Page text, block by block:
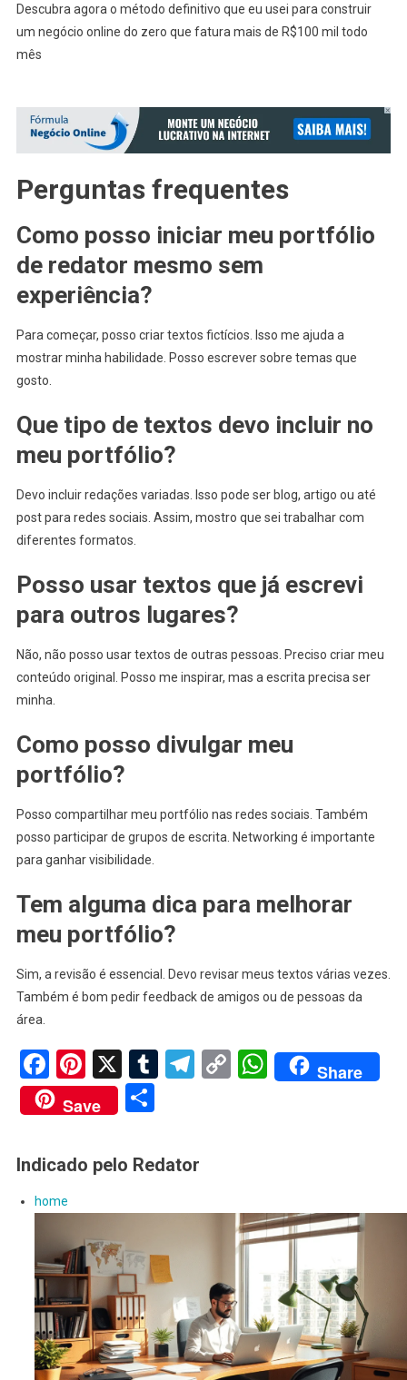
Descubra agora o método definitivo que eu usei para construir
um negócio online do zero que fatura mais de R$100 mil todo
mês
Perguntas frequentes
Como posso iniciar meu portfólio
de redator mesmo sem
experiência?
Para começar, posso criar textos fictícios. Isso me ajuda a
mostrar minha habilidade. Posso escrever sobre temas que
gosto.
Que tipo de textos devo incluir no
meu portfólio?
Devo incluir redações variadas. Isso pode ser blog, artigo ou até
post para redes sociais. Assim, mostro que sei trabalhar com
diferentes formatos.
Posso usar textos que já escrevi
para outros lugares?
Não, não posso usar textos de outras pessoas. Preciso criar meu
conteúdo original. Posso me inspirar, mas a escrita precisa ser
minha.
Como posso divulgar meu
portfólio?
Posso compartilhar meu portfólio nas redes sociais. Também
posso participar de grupos de escrita. Networking é importante
para ganhar visibilidade.
Tem alguma dica para melhorar
meu portfólio?
Sim, a revisão é essencial. Devo revisar meus textos várias vezes.
Também é bom pedir feedback de amigos ou de pessoas da
área.
Facebook
Pinterest
X Tumblr
Telegram
CopyWhatsApp
Share
Save
Indicado pelo Redator
home